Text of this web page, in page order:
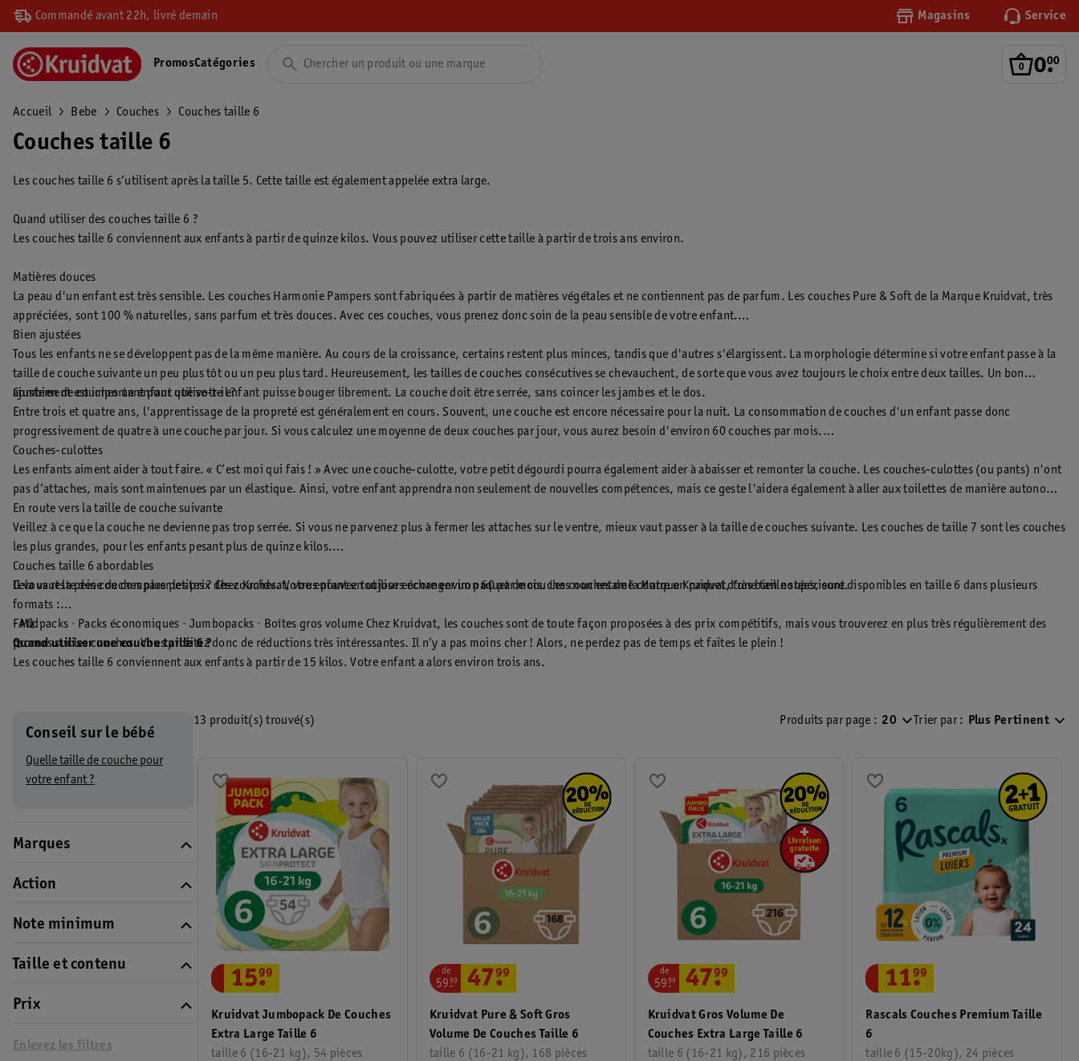
Commandé avant 22h, livré demain Magasins Service
0.
00
PromosCatégories
Accueil Bebe Couches Couches taille 6
Couches taille 6
Les couches taille 6 s’utilisent après la taille 5. Cette taille est également appelée extra large.
Quand utiliser des couches taille 6 ?
Les couches taille 6 conviennent aux enfants à partir de quinze kilos. Vous pouvez utiliser cette taille à partir de trois ans environ.
Matières douces
La peau d'un enfant est très sensible. Les couches Harmonie Pampers sont fabriquées à partir de matières végétales et ne contiennent pas de parfum. Les couches Pure & Soft de la Marque Kruidvat, très
appréciées, sont 100 % naturelles, sans parfum et très douces. Avec ces couches, vous prenez donc soin de la peau sensible de votre enfant.
Bien ajustées
Tous les enfants ne se développent pas de la même manière. Au cours de la croissance, certains restent plus minces, tandis que d'autres s'élargissent. La morphologie détermine si votre enfant passe à la
taille de couche suivante un peu plus tôt ou un peu plus tard. Heureusement, les tailles de couches consécutives se chevauchent, de sorte que vous avez toujours le choix entre deux tailles. Un bon
ajustement est important pour que votre enfant puisse bouger librement. La couche doit être serrée, sans coincer les jambes et le dos.
Combien de couches un enfant utilise-t-il ?
Entre trois et quatre ans, l'apprentissage de la propreté est généralement en cours. Souvent, une couche est encore nécessaire pour la nuit. La consommation de couches d'un enfant passe donc
progressivement de quatre à une couche par jour. Si vous calculez une moyenne de deux couches par jour, vous aurez besoin d'environ 60 couches par mois.
Couches-culottes
Les enfants aiment aider à tout faire. « C’est moi qui fais ! » Avec une couche-culotte, votre petit dégourdi pourra également aider à abaisser et remonter la couche. Les couches-culottes (ou pants) n'ont
pas d’attaches, mais sont maintenues par un élastique. Ainsi, votre enfant apprendra non seulement de nouvelles compétences, mais ce geste l'aidera également à aller aux toilettes de manière autonome.
En route vers la taille de couche suivante
Veillez à ce que la couche ne devienne pas trop serrée. Si vous ne parvenez plus à fermer les attaches sur le ventre, mieux vaut passer à la taille de couches suivante. Les couches de taille 7 sont les couches
les plus grandes, pour les enfants pesant plus de quinze kilos.
Il vous reste des couches plus petites ? Chez Kruidvat, vous pouvez toujours échanger un paquet de couches non entamé contre un paquet d’une taille supérieure.
Couches taille 6 abordables
Cela vaut la peine de comparer les prix des couches. Votre enfant en utilise encore environ 60 par mois. Les couches de la Marque Kruidvat, très bien notées, sont disponibles en taille 6 dans plusieurs
formats :
· Midpacks · Packs économiques · Jumbopacks · Boîtes gros volume Chez Kruidvat, les couches sont de toute façon proposées à des prix compétitifs, mais vous trouverez en plus très régulièrement des
promos sur les couches. Vous profitez donc de réductions très intéressantes. Il n’y a pas moins cher ! Alors, ne perdez pas de temps et faites le plein !
FAQ
Quand utiliser une couche taille 6 ?
Les couches taille 6 conviennent aux enfants à partir de 15 kilos. Votre enfant a alors environ trois ans.
Conseil sur le bébé
Quelle taille de couche pour
votre enfant ?
Marques
Action
Note minimum
Taille et contenu
Prix
Enlevez les filtres
13 produit(s) trouvé(s) Produits par page : 20 Trier par : Plus Pertinent
Kruidvat Jumbopack De Couches
Extra Large Taille 6
taille 6 (16-21 kg), 54 pièces
15.
99
Kruidvat Pure & Soft Gros
Volume De Couches Taille 6
taille 6 (16-21 kg), 168 pièces
de
59.
99 47.
99
Kruidvat Gros Volume De
Couches Extra Large Taille 6
taille 6 (16-21 kg), 216 pièces
de
59.
99 47.
99
Rascals Couches Premium Taille
6
taille 6 (15-20kg), 24 pièces
11.
99